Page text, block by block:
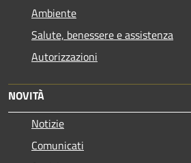
Ambiente
Salute, benessere e assistenza
Autorizzazioni
NOVITÀ
Notizie
Comunicati